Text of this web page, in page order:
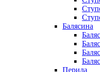
Балясина
Перила